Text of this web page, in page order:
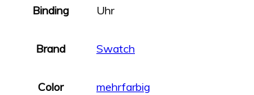
Binding Uhr
Brand Swatch
Color mehrfarbig